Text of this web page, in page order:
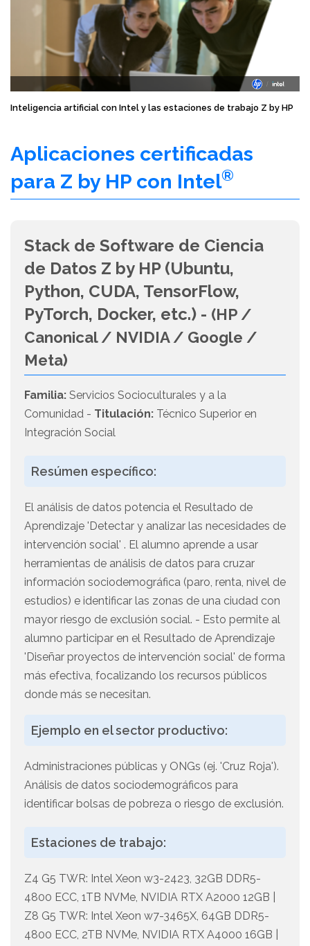
Inteligencia artificial con Intel y las estaciones de trabajo Z by HP
Aplicaciones certificadas
para Z by HP con Intel®
Stack de Software de Ciencia
de Datos Z by HP (Ubuntu,
Python, CUDA, TensorFlow,
PyTorch, Docker, etc.) - (HP /
Canonical / NVIDIA / Google /
Meta)
Familia: Servicios Socioculturales y a la
Comunidad - Titulación: Técnico Superior en
Integración Social
Resúmen específico:
El análisis de datos potencia el Resultado de
Aprendizaje 'Detectar y analizar las necesidades de
intervención social' . El alumno aprende a usar
herramientas de análisis de datos para cruzar
información sociodemográfica (paro, renta, nivel de
estudios) e identificar las zonas de una ciudad con
mayor riesgo de exclusión social. - Esto permite al
alumno participar en el Resultado de Aprendizaje
'Diseñar proyectos de intervención social' de forma
más efectiva, focalizando los recursos públicos
donde más se necesitan.
Ejemplo en el sector productivo:
Administraciones públicas y ONGs (ej. 'Cruz Roja').
Análisis de datos sociodemográficos para
identificar bolsas de pobreza o riesgo de exclusión.
Estaciones de trabajo:
Z4 G5 TWR: Intel Xeon w3-2423, 32GB DDR5-
4800 ECC, 1TB NVMe, NVIDIA RTX A2000 12GB |
Z8 G5 TWR: Intel Xeon w7-3465X, 64GB DDR5-
4800 ECC, 2TB NVMe, NVIDIA RTX A4000 16GB |